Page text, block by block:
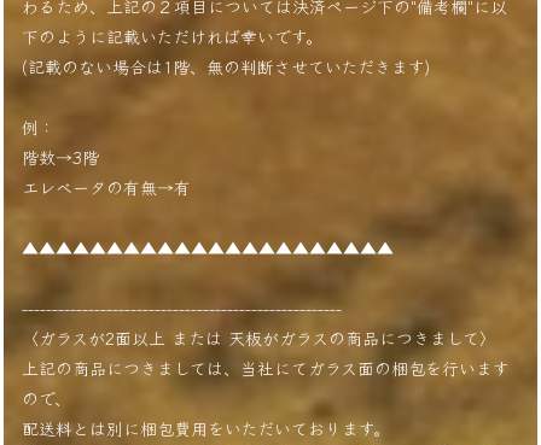
わるため、上記の２項目については決済ページ下の"備考欄"に以
下のように記載いただければ幸いです。
(記載のない場合は1階、無の判断させていただきます)
例：
階数→3階
エレベータの有無→有
▲▲▲▲▲▲▲▲▲▲▲▲▲▲▲▲▲▲▲▲▲▲
-----------------------------------------------------
〈ガラスが2面以上 または 天板がガラスの商品につきまして〉
上記の商品につきましては、当社にてガラス面の梱包を行います
ので、
配送料とは別に梱包費用をいただいております。